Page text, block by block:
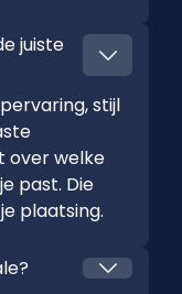
juiste
stijl
over welke
past. Die
plaatsing.